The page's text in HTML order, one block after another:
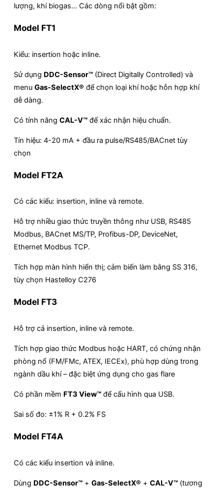
lượng, khí biogas… Các dòng nổi bật gồm:
Model FT1
Kiểu: insertion hoặc inline.
Sử dụng DDC-Sensor™ (Direct Digitally Controlled) và
menu Gas-SelectX® để chọn loại khí hoặc hỗn hợp khí
dễ dàng.
Có tính năng CAL-V™ để xác nhận hiệu chuẩn.
Tín hiệu: 4-20 mA + đầu ra pulse/RS485/BACnet tùy
chọn
Model FT2A
Có các kiểu: insertion, inline và remote.
Hỗ trợ nhiều giao thức truyền thông như USB, RS485
Modbus, BACnet MS/TP, Profibus-DP, DeviceNet,
Ethernet Modbus TCP.
Tích hợp màn hình hiển thị; cảm biến làm bằng SS 316,
tùy chọn Hastelloy C276
Model FT3
Hỗ trợ cả insertion, inline và remote.
Tích hợp giao thức Modbus hoặc HART, có chứng nhận
phòng nổ (FM/FMc, ATEX, IECEx), phù hợp dùng trong
ngành dầu khí – đặc biệt ứng dụng cho gas flare
Có phần mềm FT3 View™ để cấu hình qua USB.
Sai số đo: ±1% R + 0.2% FS
Model FT4A
Có các kiểu insertion và inline.
Dùng DDC-Sensor™ + Gas-SelectX® + CAL-V™ (tương